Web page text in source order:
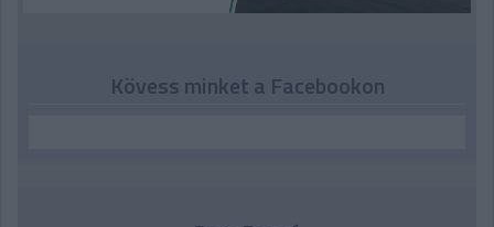
Kövess minket a Facebookon